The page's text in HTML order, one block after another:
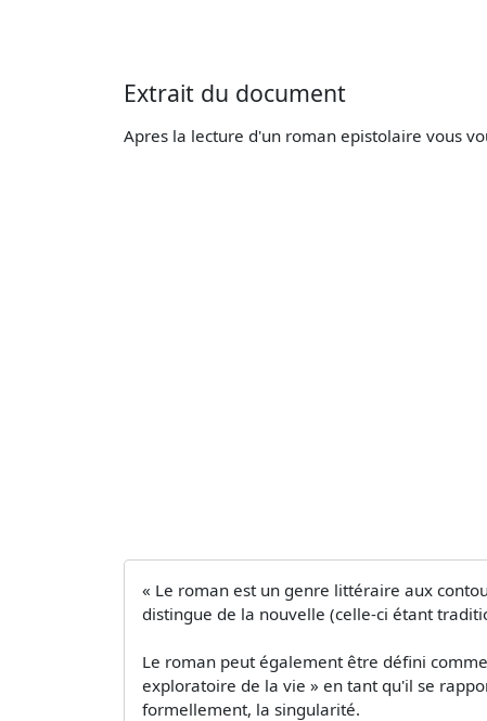
Extrait du document
Apres la lecture d'un roman epistolaire vous
« Le roman est un genre littéraire aux
distingue de la nouvelle (celle-ci étant
Le roman peut également être défini
exploratoire de la vie » en tant qu'il se
formellement, la singularité.